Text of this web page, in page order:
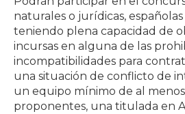
naturales o jurídicas,
teniendo plena capacidad de
incursas en alguna de las
incompatibilidades para
una situación de conflicto de
un equipo mínimo de al
proponentes, una titulada en